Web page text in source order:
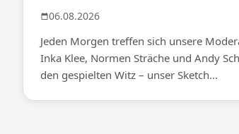
06.08.2026
Jeden Morgen treffen sich unsere
Inka Klee, Normen Sträche und Andy
den gespielten Witz – unser Sketch...